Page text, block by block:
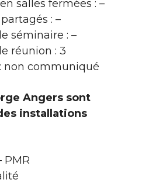
salles fermées : –
: –
séminaire : –
réunion : 3
non communiqué
Angers sont
installations
PMR